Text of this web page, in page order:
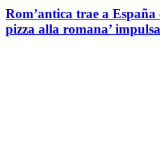
Rom’antica trae a España
pizza alla romana’